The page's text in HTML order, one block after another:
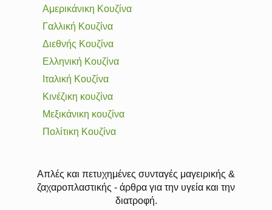
Αμερικάνικη Κουζίνα
Γαλλική Κουζίνα
Διεθνής Κουζίνα
Ελληνική Κουζίνα
Ιταλική Κουζίνα
Κινέζικη κουζίνα
Μεξικάνικη κουζίνα
Πολίτικη Κουζίνα
Απλές και πετυχημένες συνταγές μαγειρικής &
ζαχαροπλαστικής - άρθρα για την υγεία και την
διατροφή.